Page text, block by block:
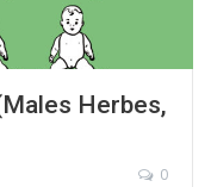
Herbes,
0